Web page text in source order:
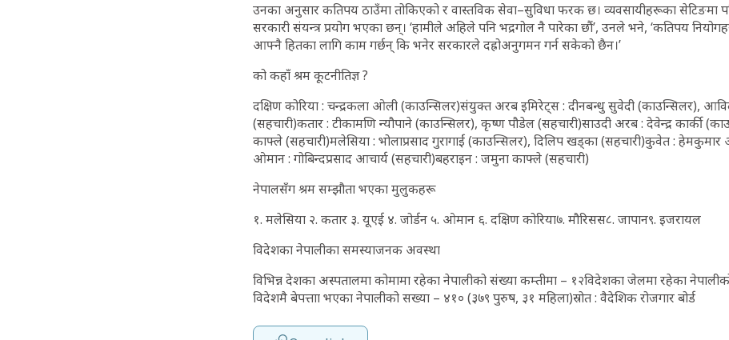
उनका अनुसार कतिपय ठाउँमा तोकिएको र वास्तविक सेवा–सुविधा फरक छ। व्यवसायीहरूका सेटिङमा
सरकारी संयन्त्र प्रयोग भएका छन्। ‘हामीले अहिले पनि भद्रगोल नै पारेका छौं’, उनले भने, ‘कतिपय
आफ्नै हितका लागि काम गर्छन् कि भनेर सरकारले दह्रोअनुगमन गर्न सकेको छैन।’
को कहाँ श्रम कूटनीतिज्ञ ?
दक्षिण कोरिया : चन्द्रकला ओली (काउन्सिलर)संयुक्त अरब इमिरेट्स : दीनबन्धु सुवेदी (काउन्सिलर),
(सहचारी)कतार : टीकामणि न्यौपाने (काउन्सिलर), कृष्ण पौडेल (सहचारी)साउदी अरब : देवेन्द्र कार्की
काफ्ले (सहचारी)मलेसिया : भोलाप्रसाद गुरागाईं (काउन्सिलर), दिलिप खड्का (सहचारी)कुवेत : हेमकुमार
ओमान : गोबिन्दप्रसाद आचार्य (सहचारी)बहराइन : जमुना काफ्ले (सहचारी)
नेपालसँग श्रम सम्झौता भएका मुलुकहरू
१. मलेसिया २. कतार ३. यूएई ४. जोर्डन ५. ओमान ६. दक्षिण कोरिया७. मौरिसस८. जापान९. इजरायल
विदेशका नेपालीका समस्याजनक अवस्था
विभिन्न देशका अस्पतालमा कोमामा रहेका नेपालीको संख्या कम्तीमा – १२विदेशका जेलमा रहेका
विदेशमै बेपत्ताा भएका नेपालीको सख्या – ४१० (३७९ पुरुष, ३१ महिला)स्रोत : वैदेशिक रोजगार बोर्ड